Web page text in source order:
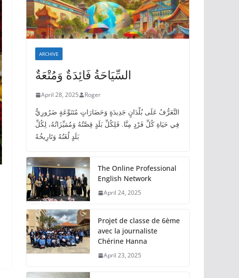
ARCHIVE
السِّيَاحَةُ فَائِدَةٌ وَمُتْعَةٌ
April 28, 2025 Roger
التَّعَرُّفُ عَلَى بُلْدَانٍ جَدِيدَةٍ وَحَضَارَاتٍ مُتَنَوِّعَةٍ ضَرُورِيٌّ
فِي حَيَاةِ كُلِّ فَرْدٍ مِنَّا. فَلِكُلِّ بَلَدٍ قِصَّتُهُ وَمُمَيِّزَاتُهُ، لِكُلِّ
بَلَدٍ لُغَتُهُ وَتَارِيخُهُ
The Online Professional
English Network
April 24, 2025
Projet de classe de 6ème
avec la journaliste
Chérine Hanna
April 23, 2025